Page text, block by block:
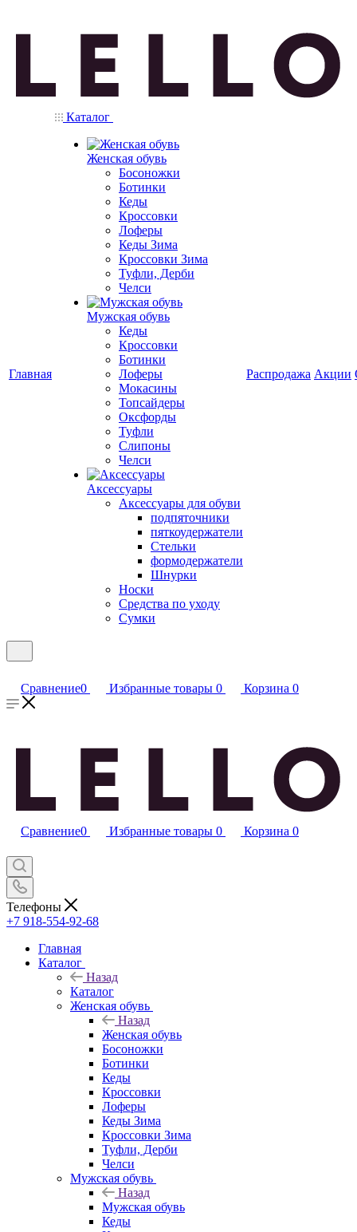
Главная
Каталог
Женская обувь
Босоножки
Ботинки
Кеды
Кроссовки
Лоферы
Кеды Зима
Кроссовки Зима
Туфли, Дерби
Челси
Мужская обувь
Кеды
Кроссовки
Ботинки
Лоферы
Мокасины
Топсайдеры
Оксфорды
Туфли
Слипоны
Челси
Аксессуары
Аксессуары для обуви
подпяточники
пяткоудержатели
Стельки
формодержатели
Шнурки
Носки
Средства по уходу
Сумки
Распродажа Акции
Сравнение0 Избранные товары 0 Корзина 0
Сравнение0 Избранные товары 0 Корзина 0
Телефоны
+7 918-554-92-68
Главная
Каталог
Назад
Каталог
Женская обувь
Назад
Женская обувь
Босоножки
Ботинки
Кеды
Кроссовки
Лоферы
Кеды Зима
Кроссовки Зима
Туфли, Дерби
Челси
Мужская обувь
Назад
Мужская обувь
Кеды